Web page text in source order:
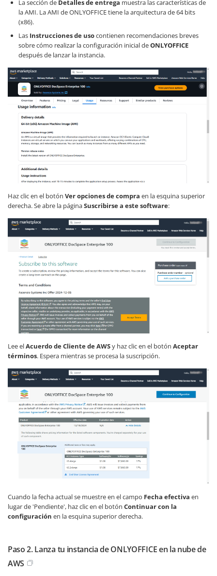
La sección de Detalles de entrega muestra las características de
la AMI. La AMI de ONLYOFFICE tiene la arquitectura de 64 bits
(x86).
Las Instrucciones de usocontienen recomendaciones breves
sobre cómo realizar la configuración inicial deONLYOFFICE
después de lanzar la instancia.
Haz clic en el botón Ver opciones de compra en la esquina superior
derecha. Se abre la páginaSuscribirse a este software:
Lee elAcuerdo de Cliente de AWSy haz clic en el botón Aceptar
términos. Espera mientras se procesa la suscripción.
Cuando la fecha actual se muestre en el campo Fecha efectiva en
lugar de 'Pendiente', haz clic en el botón Continuar con la
configuración en la esquina superior derecha.
Paso 2. Lanza tu instancia de ONLYOFFICE en la nube de
AWS